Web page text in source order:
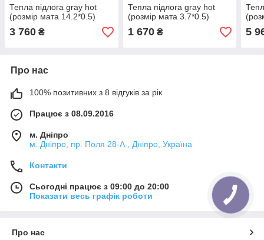
Тепла підлога gray hot
(розмір мата 14.2*0.5)
3 760 ₴
Тепла підлога gray hot
(розмір мата 3.7*0.5)
1 670₴ 5
Про нас
100% позитивних з 8 відгуків за рік
Працює з 08.09.2016
м. Дніпро
м. Дніпро, пр. Поля 28-А , Дніпро, Україна
Контакти
Сьогодні працює з 09:00 до 20:00
Показати весь графік роботи
Про нас